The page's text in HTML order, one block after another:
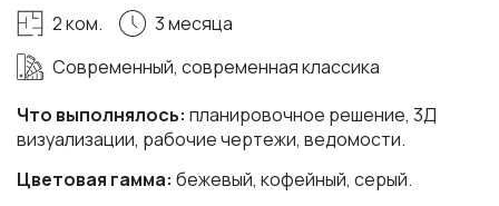
Что выполнялось: планировочное решение, 3Д
визуализации, рабочие чертежи, ведомости.
Цветовая гамма: бежевый, кофейный, серый.
2 ком.
3 месяца
Современный, современная классика